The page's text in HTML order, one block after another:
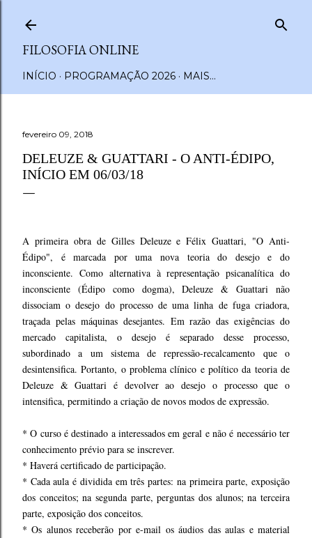
FILOSOFIA ONLINE
INÍCIO PROGRAMAÇÃO 2026 MAIS…
fevereiro 09, 2018
DELEUZE & GUATTARI - O ANTI-ÉDIPO,
INÍCIO EM 06/03/18
A primeira obra de Gilles Deleuze e Félix Guattari, "O Anti-
Édipo", é marcada por uma nova teoria do desejo e do
inconsciente. Como alternativa à representação psicanalítica do
inconsciente (Édipo como dogma), Deleuze & Guattari não
dissociam o desejo do processo de uma linha de fuga criadora,
traçada pelas máquinas desejantes. Em razão das exigências do
mercado capitalista, o desejo é separado desse processo,
subordinado a um sistema de repressão-recalcamento que o
desintensifica. Portanto, o problema clínico e político da teoria de
Deleuze & Guattari é devolver ao desejo o processo que o
intensifica, permitindo a criação de novos modos de expressão.
* O curso é destinado a interessados em geral e não é necessário ter
conhecimento prévio para se inscrever.
* Haverá certificado de participação.
* Cada aula é dividida em três partes: na primeira parte, exposição
dos conceitos; na segunda parte, perguntas dos alunos; na terceira
parte, exposição dos conceitos.
* Os alunos receberão por e-mail os áudios das aulas e material